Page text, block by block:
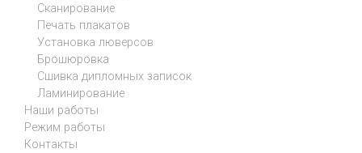
Сканирование
Печать плакатов
Установка люверсов
Брошюровка
Сшивка дипломных записок
Ламинирование
Наши работы
Режим работы
Контакты